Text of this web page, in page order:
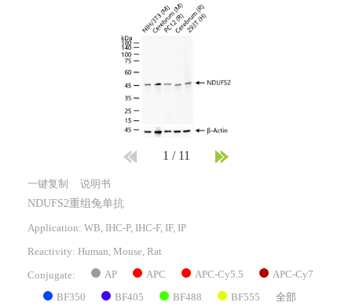
1 / 11
一键复制 说明书
NDUFS2重组兔单抗
Application: WB, IHC-P, IHC-F, IF, IP
Reactivity: Human, Mouse, Rat
Conjugate: AP APC APC-Cy5.5 APC-Cy7
BF350 BF405 BF488 BF555 全部